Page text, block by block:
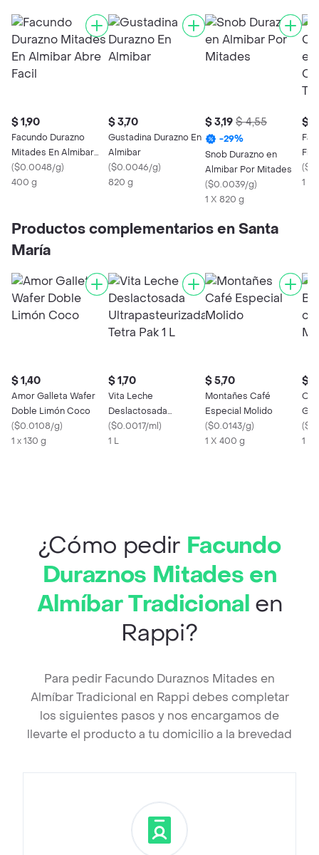
$ 1,90
Facundo Durazno
Mitades En Almibar
Abre Facil
($0.0048/g)
400 g
$ 3,70
Gustadina Durazno En
Almibar
($0.0046/g)
820 g
$ 3,19 $ 4,55
-29%
Snob Durazno en
Almibar Por Mitades
($0.0039/g)
1 X 820 g
$
(
1 X
Productos complementarios en Santa
María
$ 1,40
Amor Galleta Wafer
Doble Limón Coco
($0.0108/g)
1 x 130 g
$ 1,70
Vita Leche
Deslactosada
Ultrapasteurizada
Tetra Pak 1 L
($0.0017/ml)
1 L
$ 5,70
Montañes Café
Especial Molido
($0.0143/g)
1 X 400 g
$
(
1 X
¿Cómo pedir Facundo
Duraznos Mitades en
Almíbar Tradicional en
Rappi?
Para pedir Facundo Duraznos Mitades en
Almíbar Tradicional en Rappi debes completar
los siguientes pasos y nos encargamos de
llevarte el producto a tu domicilio a la brevedad